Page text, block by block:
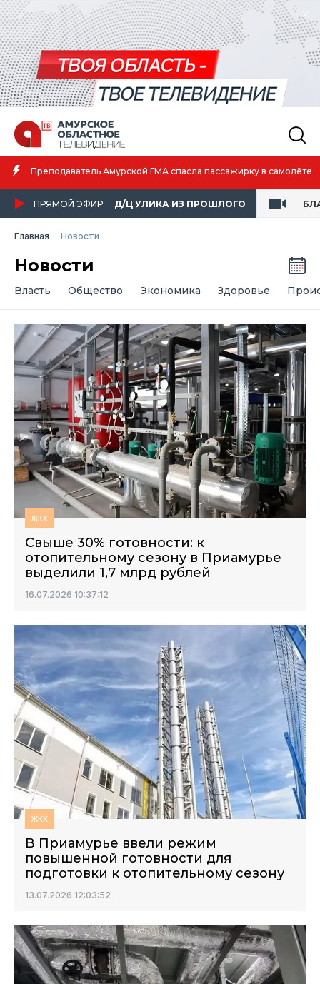
Амурская спортсменка выиграла первенство России по лёгкой
атлетике
ПРЯМОЙ ЭФИР Д/Ц УЛИКА ИЗ ПРОШЛОГО
Главная Новости
Новости
Власть Общество Экономика Здоровье
ЖКХ
Свыше 30% готовности: к
отопительному сезону в Приамурье
выделили 1,7 млрд рублей
16.07.2026 10:37:12
ЖКХ
В Приамурье ввели режим
повышенной готовности для
подготовки к отопительному сезону
13.07.2026 12:03:52